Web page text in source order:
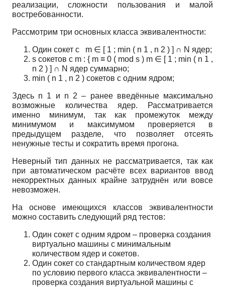
реализации, сложности пользования и малой
востребованности.
Рассмотрим три основных класса эквивалентности:
Один сокет с m ∈ [ 1 ; min ( n 1 , n 2 ) ] ∩ N ядер;
s сокетов с m : { m ≡ 0 ( mod s ) m ∈ [ 1 ; min ( n 1 ,
n 2 ) ] ∩ N ядер суммарно;
min ( n 1 , n 2 ) сокетов с одним ядром;
Здесь n 1 и n 2 – ранее введённые максимально
возможные количества ядер. Рассматривается
именно минимум, так как промежуток между
минимумом и максимумом проверяется в
предыдущем разделе, что позволяет отсеять
ненужные тесты и сократить время прогона.
Неверный тип данных не рассматривается, так как
при автоматическом расчёте всех вариантов ввод
некорректных данных крайне затруднён или вовсе
невозможен.
На основе имеющихся классов эквивалентности
можно составить следующий ряд тестов:
Один сокет с одним ядром – проверка создания
виртуально машины с минимальным
количеством ядер и сокетов.
Один сокет со стандартным количеством ядер
по условию первого класса эквивалентности –
проверка создания виртуальной машины с